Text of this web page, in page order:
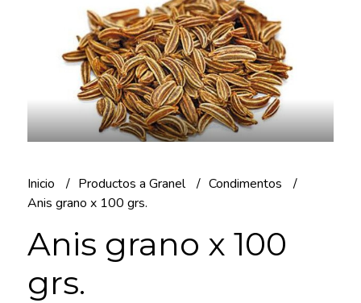
Inicio Productos a Granel
Condimentos
Anis grano x 100 grs.
Anis grano x 100
grs.